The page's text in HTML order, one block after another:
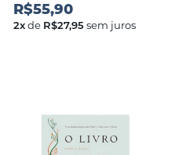
R$55,90
2xde R$27,95sem juros